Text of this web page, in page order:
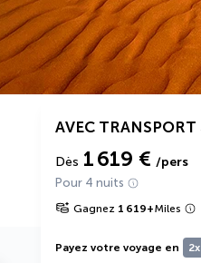
AVEC TRANSPORT
Dès 1 619 € /pers
Pour 4 nuits
Gagnez 1 619+Miles
Payez votre voyage en 2x